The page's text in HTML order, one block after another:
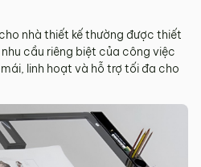
nhà thiết kế thường được thiết
cầu riêng biệt của công việc
linh hoạt và hỗ trợ tối đa cho